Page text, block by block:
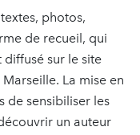
photos,
de recueil, qui
sur le site
La mise en
de sensibiliser les
un auteur